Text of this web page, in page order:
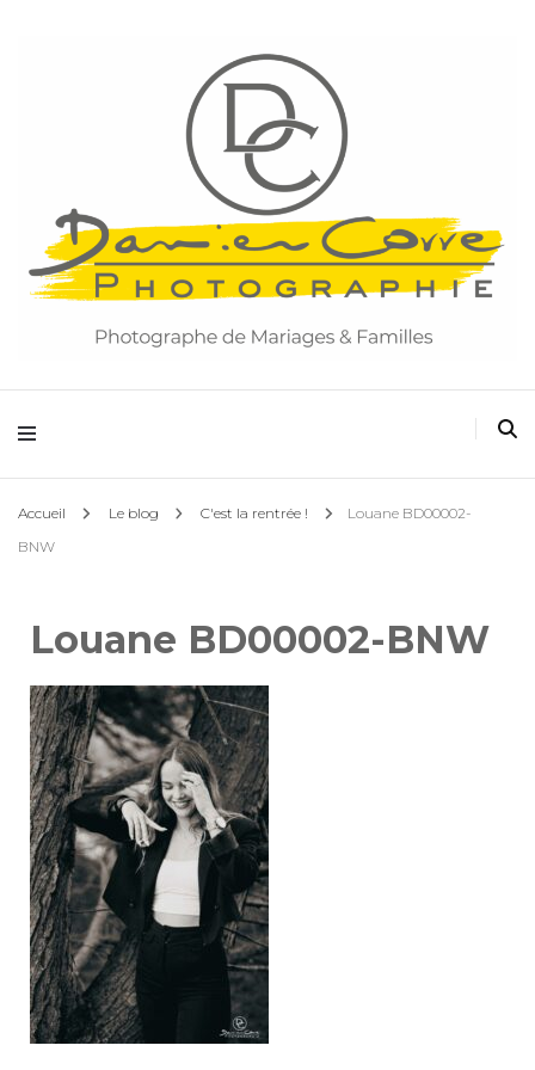
Accueil Le blog C'est la rentrée !
Louane BD00002-
BNW
Louane BD00002-BNW